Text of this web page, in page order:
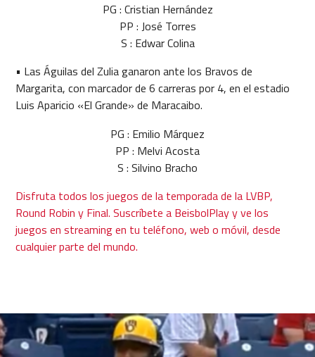
PG : Cristian Hernández
PP : José Torres
S : Edwar Colina
• Las Águilas del Zulia ganaron ante los Bravos de
Margarita, con marcador de 6 carreras por 4, en el estadio
Luis Aparicio «El Grande» de Maracaibo.
PG : Emilio Márquez
PP : Melvi Acosta
S : Silvino Bracho
Disfruta todos los juegos de la temporada de la LVBP,
Round Robin y Final. Suscríbete a BeisbolPlay y ve los
juegos en streaming en tu teléfono, web o móvil, desde
cualquier parte del mundo.